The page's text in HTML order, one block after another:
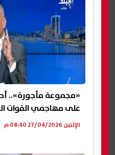
«مجموعة مأجورة»..
على مهاجمي القوات
الإثنين 27/04/2026 08:40 م